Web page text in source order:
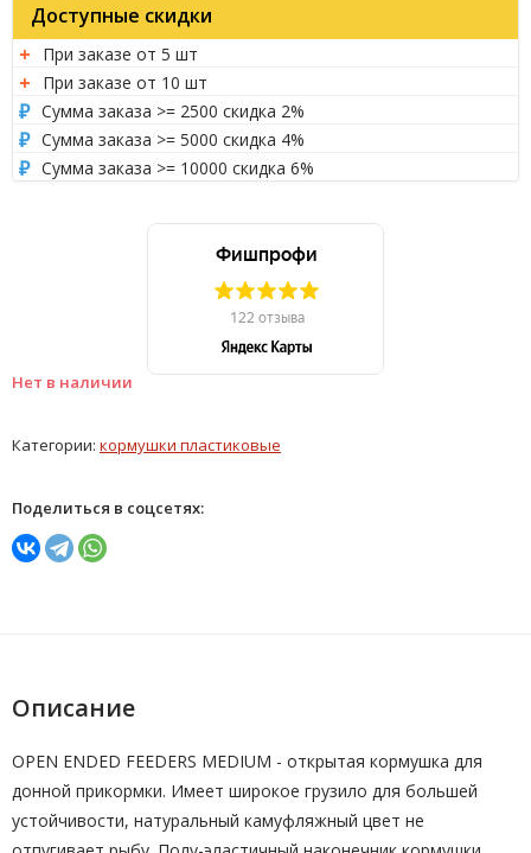
Нет в наличии
Доступные скидки
При заказе от 5 шт
При заказе от 10 шт
Сумма заказа >= 2500 скидка 2%
Сумма заказа >= 5000 скидка 4%
Сумма заказа >= 10000 скидка 6%
Категории: кормушки пластиковые
Поделиться в соцсетях:
Описание
OPEN ENDED FEEDERS MEDIUM - открытая кормушка для
донной прикормки. Имеет широкое грузило для большей
устойчивости, натуральный камуфляжный цвет не